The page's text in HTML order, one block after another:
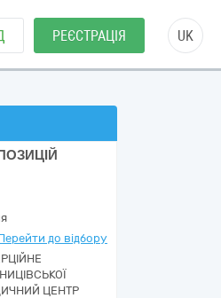
РЕЄСТРАЦІЯ UK
до відбору
ЦЕНТР